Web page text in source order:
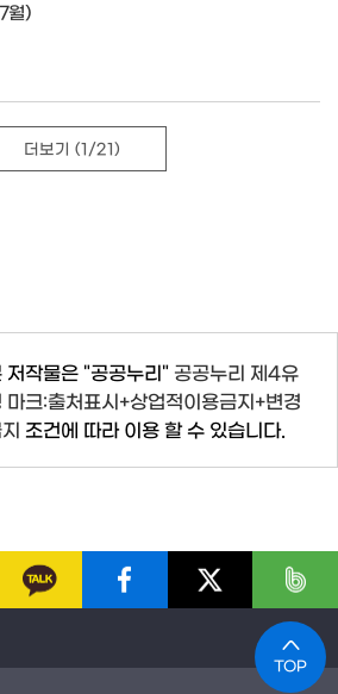
월)
더보기 (1/21)
저작물은 "공공누리" 공공누리 제4유
마크:출처표시+상업적이용금지+변경
조건에 따라 이용 할 수 있습니다.
TOP